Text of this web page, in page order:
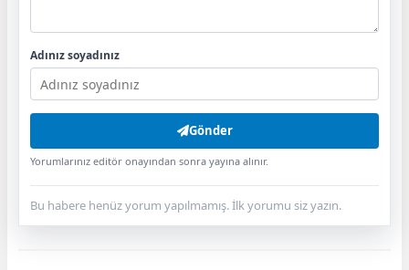
Adınız soyadınız
Gönder
Yorumlarınız editör onayından sonra yayına alınır.
Bu habere henüz yorum yapılmamış. İlk yorumu siz yazın.